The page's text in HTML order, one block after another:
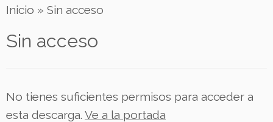
Inicio » Sin acceso
Sin acceso
No tienes suficientes permisos para acceder a
esta descarga. Ve a la portada